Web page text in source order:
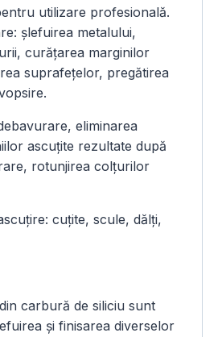
utilizare profesională.
șlefuirea metalului,
curățarea marginilor
suprafețelor, pregătirea
eliminarea
ascuțite rezultate după
rotunjirea colțurilor
cuțite, scule, dălți,
carbură de siliciu sunt
și finisarea diverselor